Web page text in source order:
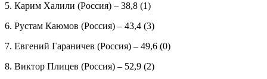
5. Карим Халили (Россия) – 38,8 (1)
6. Рустам Каюмов (Россия) – 43,4 (3)
7. Евгений Гараничев (Россия) – 49,6 (0)
8. Виктор Плицев (Россия) – 52,9 (2)